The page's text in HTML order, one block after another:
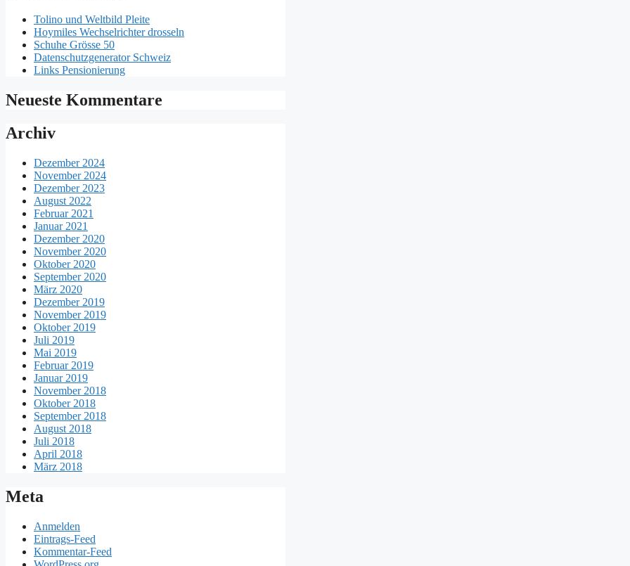
Tolino und Weltbild Pleite
Hoymiles Wechselrichter drosseln
Schuhe Grösse 50
Datenschutzgenerator Schweiz
Links Pensionierung
Neueste Kommentare
Archiv
Dezember 2024
November 2024
Dezember 2023
August 2022
Februar 2021
Januar 2021
Dezember 2020
November 2020
Oktober 2020
September 2020
März 2020
Dezember 2019
November 2019
Oktober 2019
Juli 2019
Mai 2019
Februar 2019
Januar 2019
November 2018
Oktober 2018
September 2018
August 2018
Juli 2018
April 2018
März 2018
Meta
Anmelden
Eintrags-Feed
Kommentar-Feed